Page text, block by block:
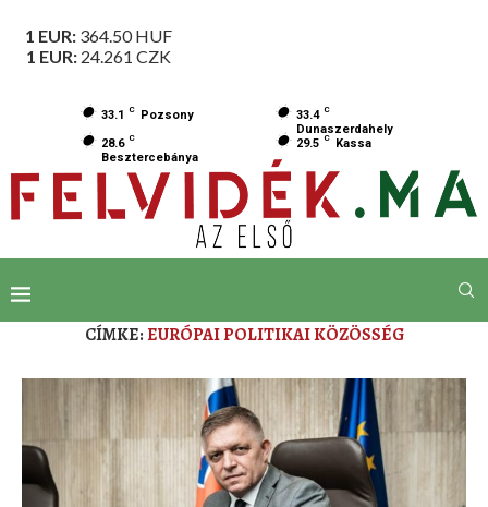
1 EUR: 364.50HUF
1 EUR: 24.261 CZK
33.1 C Pozsony 33.4 C
Dunaszerdahely
28.6 C
Besztercebánya
29.5 C Kassa
CÍMKE:EURÓPAI POLITIKAI KÖZÖSSÉG